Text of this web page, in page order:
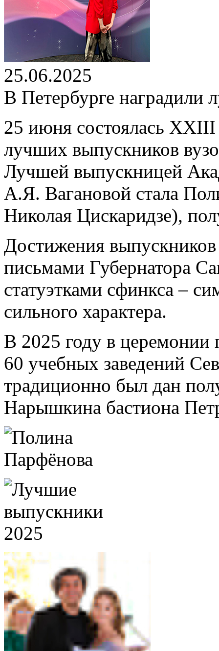
25.06.2025
В Петербурге наградили
25 июня состоялась
лучших выпускников
Лучшей выпускницей
А.Я. Вагановой стала
Николая Цискаридзе),
Достижения
письмами Губернатора
статуэтками сфинкса –
сильного характера.
В 2025 году в церемонии
60 учебных заведений
традиционно был дан
Нарышкина бастиона